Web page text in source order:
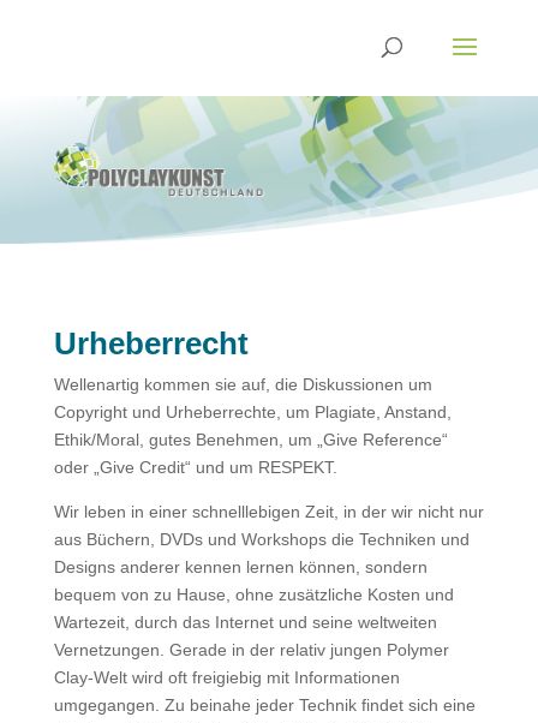
Urheberrecht
Wellenartig kommen sie auf, die Diskussionen um
Copyright und Urheberrechte, um Plagiate, Anstand,
Ethik/Moral, gutes Benehmen, um „Give Reference“
oder „Give Credit“ und um RESPEKT.
Wir leben in einer schnelllebigen Zeit, in der wir nicht nur
aus Büchern, DVDs und Workshops die Techniken und
Designs anderer kennen lernen können, sondern
bequem von zu Hause, ohne zusätzliche Kosten und
Wartezeit, durch das Internet und seine weltweiten
Vernetzungen. Gerade in der relativ jungen Polymer
Clay-Welt wird oft freigiebig mit Informationen
umgegangen. Zu beinahe jeder Technik findet sich eine